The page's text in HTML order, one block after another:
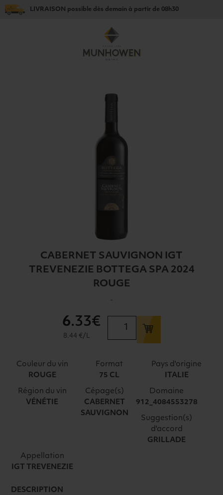
LIVRAISON possible dès demain à partir de 08h30
CABERNET SAUVIGNON IGT
TREVENEZIE BOTTEGA SPA 2024
ROUGE
-
CABERNET
BOTTEGA
SPA
2024
6.33€
8.44 €/L
Couleur du vin
ROUGE
Format
75 CL
Pays d'origine
ITALIE
Région du vin
VÉNÉTIE
Cépage(s)
CABERNET
SAUVIGNON
Domaine
912_4084553278
Suggestion(s)
d'accord
GRILLADE
Appellation
IGT TREVENEZIE
DESCRIPTION